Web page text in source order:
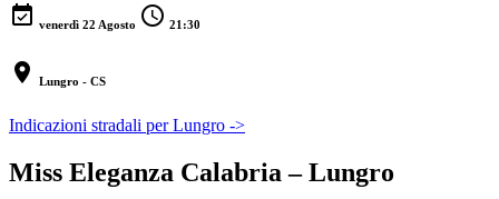
event_available venerdì 22 Agosto schedule 21:30
location_on Lungro - CS
Indicazioni stradali per Lungro ->
Miss Eleganza Calabria – Lungro